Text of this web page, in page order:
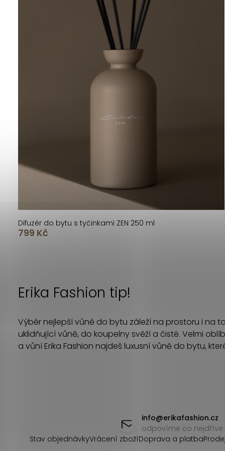
Difuzér do bytu s tyčinkami ZEN 250 ml
799 Kč
l
á
d
a
Erika Fashion tip!
Výběr nejlepší vůně do bytu záleží na prostoru i na
uklidňující vůně, do koupelny svěží a čisté. Velmi
a vůní Erika Fashion najdeš luxusní vůně do bytu,
info@erikafashion.cz
odpovíme co nejdříve
Stav objednávkyVrácení zbožíDoprava a platba